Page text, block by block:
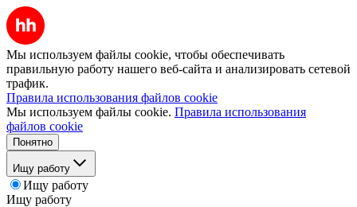
Мы используем файлы cookie, чтобы обеспечивать
правильную работу нашего веб-сайта и анализировать сетевой
трафик.
Правила использования файлов cookie
Мы используем файлы cookie. Правила использования
файлов cookie
Понятно
Ищу работу
Ищу работу
Ищу работу